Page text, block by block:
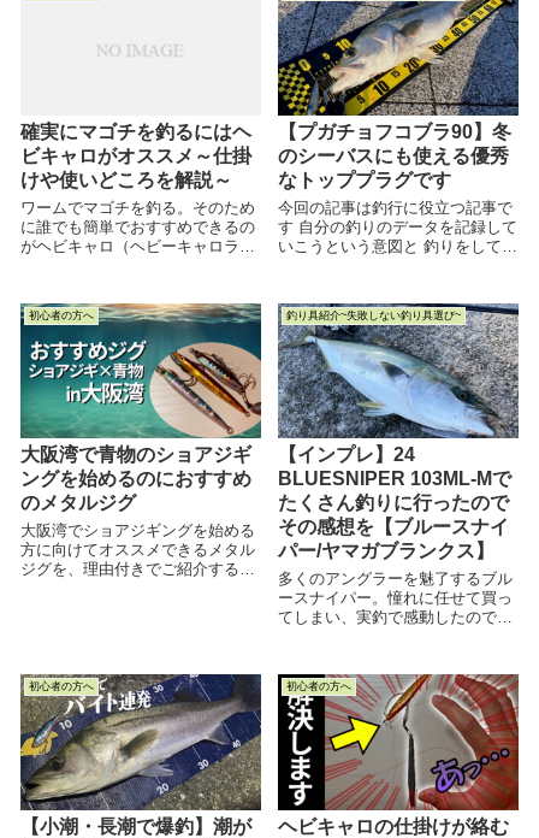
確実にマゴチを釣るにはヘ
ビキャロがオススメ～仕掛
けや使いどころを解説～
ワームでマゴチを釣る。そのため
に誰でも簡単でおすすめできるの
がヘビキャロ（ヘビーキャロライ
点、おすすめのワームなどをまと
めた記事がこちらです 初心者の方
にとって参考になる記事になれば
幸いです
【プガチョフコブラ90】冬
のシーバスにも使える優秀
なトッププラグです
今回の記事は釣行に役立つ記事で
す 自分の釣りのデータを記録して
いこうという意図と 釣りをしてき
意図 両方の意図があってこの記事
を書...
初心者の方へ
大阪湾で青物のショアジギ
ングを始めるのにおすすめ
のメタルジグ
大阪湾でショアジギングを始める
方に向けてオススメできるメタル
ジグを、理由付きでご紹介する記
釣り具紹介~失敗しない釣り具選び~
【インプレ】24
BLUESNIPER 103ML-Mで
たくさん釣りに行ったので
その感想を【ブルースナイ
パー/ヤマガブランクス】
多くのアングラーを魅了するブル
ースナイパー。憧れに任せて買っ
てしまい、実釣で感動したのでイ
初心者の方へ
【小潮・長潮で爆釣】潮が
初心者の方へ
ヘビキャロの仕掛けが絡む